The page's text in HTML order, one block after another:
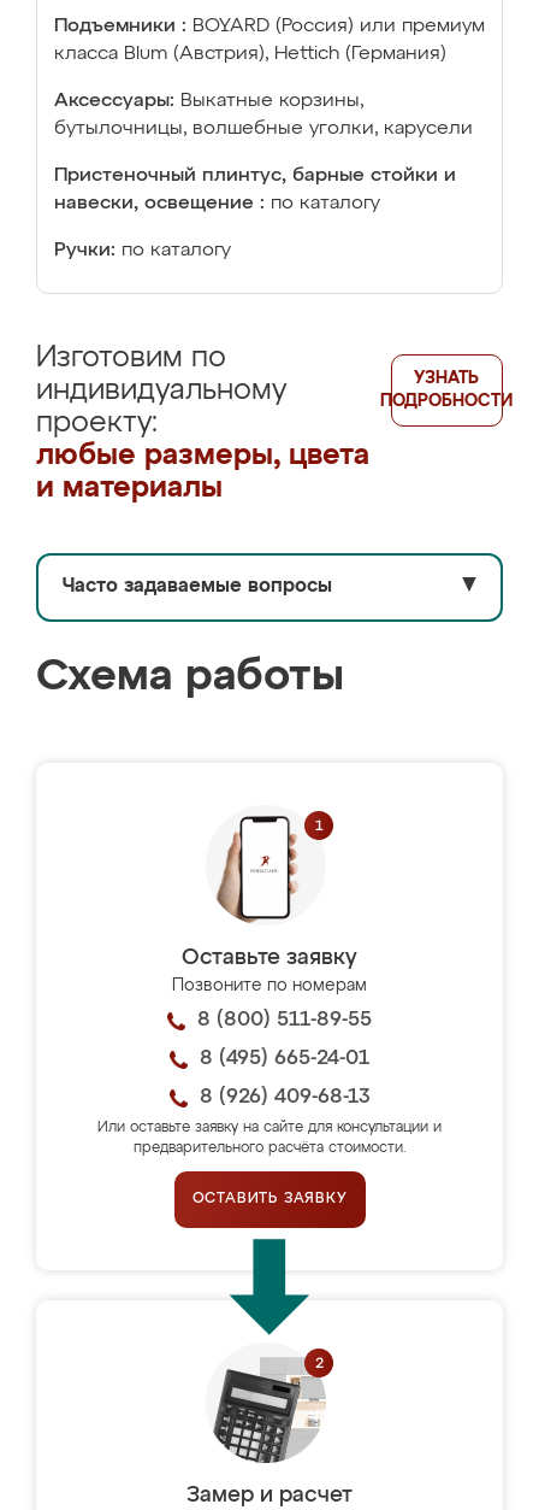
Подъемники : BOYARD (Россия) или премиум
класса Blum (Австрия), Hettich (Германия)
Аксессуары: Выкатные корзины,
бутылочницы, волшебные уголки, карусели
Пристеночный плинтус, барные стойки и
навески, освещение : по каталогу
Ручки: по каталогу
Изготовим по
индивидуальному
проекту:
любые размеры, цвета
и материалы
УЗНАТЬ
ПОДРОБНОСТИ
Часто задаваемые вопросы ▼
Схема работы
Оставьте заявку
Позвоните по номерам
8 (800) 511-89-55
8 (495) 665-24-01
8 (926) 409-68-13
Или оставьте заявку на сайте для консультации и
предварительного расчёта стоимости.
ОСТАВИТЬ ЗАЯВКУ
Замер и расчет